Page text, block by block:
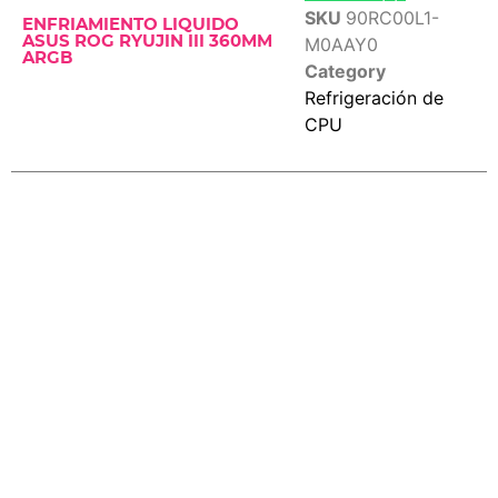
ENFRIAMIENTO LIQUIDO
ASUS ROG RYUJIN III 360MM
ARGB
SKU 90RC00L1-
M0AAY0
Category
Refrigeración de
CPU